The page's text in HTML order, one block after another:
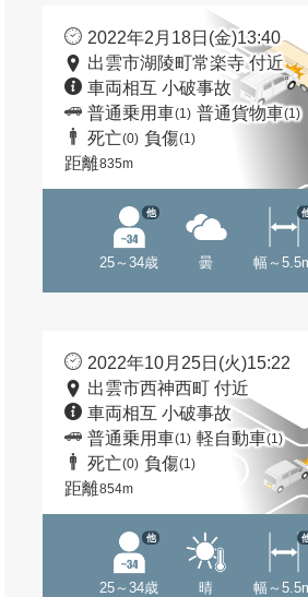
2022年2月18日(金)13:40
出雲市湖陵町常楽寺 付近
車両相互 小破事故
普通乗用車(1) 普通貨物車(1)
死亡(0) 負傷(1)
距離835m
25～34歳
他
曇 幅～
2022年10月25日(火)15:22
出雲市西神西町 付近
車両相互 小破事故
普通乗用車(1) 軽自動車(1)
死亡(0) 負傷(1)
距離854m
25～34歳
他
晴 幅～